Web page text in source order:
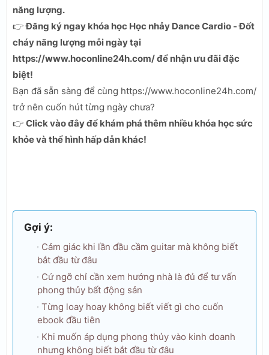
năng lượng.
👉Đăng ký ngay khóa học Học nhảy Dance Cardio - Đốt
cháy năng lượng mỗi ngày tại
https://www.hoconline24h.com/ để nhận ưu đãi đặc
biệt!
Bạn đã sẵn sàng để cùng https://www.hoconline24h.com/
trở nên cuốn hút từng ngày chưa?
👉 Click vào đây để khám phá thêm nhiều khóa học sức
khỏe và thể hình hấp dẫn khác!
Gợi ý:
Cảm giác khi lần đầu cầm guitar mà không biết
bắt đầu từ đâu
Cứ ngỡ chỉ cần xem hướng nhà là đủ để tư vấn
phong thủy bất động sản
Từng loay hoay không biết viết gì cho cuốn
ebook đầu tiên
Khi muốn áp dụng phong thủy vào kinh doanh
nhưng không biết bắt đầu từ đâu